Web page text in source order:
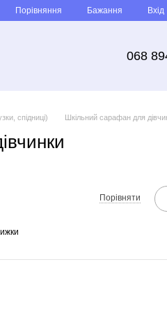
Порівняння Бажання Вхід
068
спідниці) Шкільний сарафан для
Порівняти